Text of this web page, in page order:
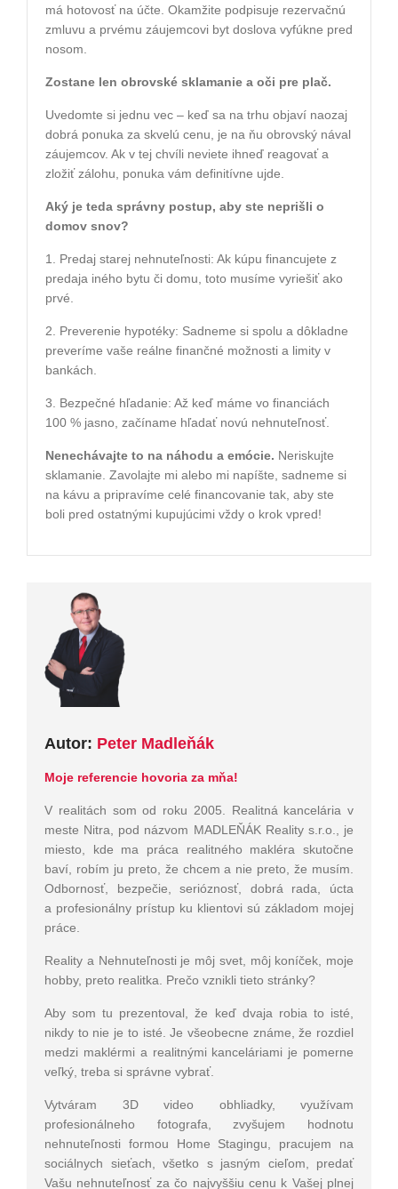
má hotovosť na účte. Okamžite podpisuje rezervačnú
zmluvu a prvému záujemcovi byt doslova vyfúkne pred
nosom.
Zostane len obrovské sklamanie a oči pre plač.
​Uvedomte si jednu vec – keď sa na trhu objaví naozaj
dobrá ponuka za skvelú cenu, je na ňu obrovský nával
záujemcov. Ak v tej chvíli neviete ihneď reagovať a
zložiť zálohu, ponuka vám definitívne ujde.
​Aký je teda správny postup, aby ste neprišli o
domov snov?
1. Predaj starej nehnuteľnosti: Ak kúpu financujete z
predaja iného bytu či domu, toto musíme vyriešiť ako
prvé.
2. Preverenie hypotéky: Sadneme si spolu a dôkladne
preveríme vaše reálne finančné možnosti a limity v
bankách.
3. Bezpečné hľadanie: Až keď máme vo financiách
100 % jasno, začíname hľadať novú nehnuteľnosť.
​Nenechávajte to na náhodu a emócie. Neriskujte
sklamanie. Zavolajte mi alebo mi napíšte, sadneme si
na kávu a pripravíme celé financovanie tak, aby ste
boli pred ostatnými kupujúcimi vždy o krok vpred!
Autor: Peter Madleňák
Moje referencie hovoria za mňa!
V realitách som od roku 2005. Realitná kancelária v
meste Nitra, pod názvom MADLEŇÁK Reality s.r.o., je
miesto, kde ma práca realitného makléra skutočne
baví, robím ju preto, že chcem a nie preto, že musím.
Odbornosť, bezpečie, serióznosť, dobrá rada, úcta
a profesionálny prístup ku klientovi sú základom mojej
práce.
Reality a Nehnuteľnosti je môj svet, môj koníček, moje
hobby, preto realitka. Prečo vznikli tieto stránky?
Aby som tu prezentoval, že keď dvaja robia to isté,
nikdy to nie je to isté. Je všeobecne známe, že rozdiel
medzi maklérmi a realitnými kanceláriami je pomerne
veľký, treba si správne vybrať.
Vytváram 3D video obhliadky, využívam
profesionálneho fotografa, zvyšujem hodnotu
nehnuteľnosti formou Home Stagingu, pracujem na
sociálnych sieťach, všetko s jasným cieľom, predať
Vašu nehnuteľnosť za čo najvyššiu cenu k Vašej plnej